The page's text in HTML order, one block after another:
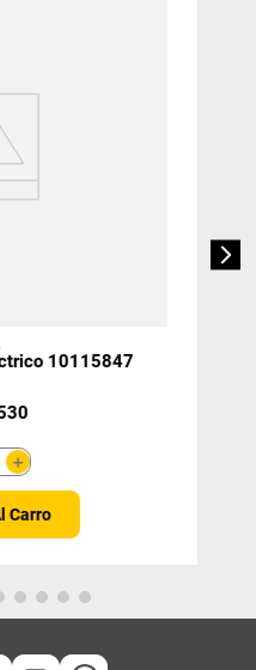
10115847
＋
Carro